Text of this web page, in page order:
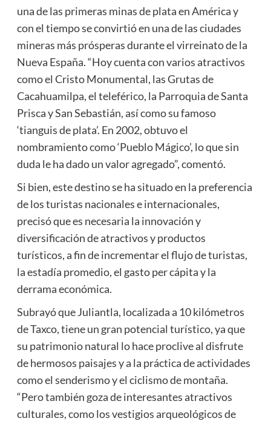
una de las primeras minas de plata en América y
con el tiempo se convirtió en una de las ciudades
mineras más prósperas durante el virreinato de la
Nueva España. “Hoy cuenta con varios atractivos
como el Cristo Monumental, las Grutas de
Cacahuamilpa, el teleférico, la Parroquia de Santa
Prisca y San Sebastián, así como su famoso
‘tianguis de plata’. En 2002, obtuvo el
nombramiento como ‘Pueblo Mágico’, lo que sin
duda le ha dado un valor agregado”, comentó.
Si bien, este destino se ha situado en la preferencia
de los turistas nacionales e internacionales,
precisó que es necesaria la innovación y
diversificación de atractivos y productos
turísticos, a fin de incrementar el flujo de turistas,
la estadía promedio, el gasto per cápita y la
derrama económica.
Subrayó que Juliantla, localizada a 10 kilómetros
de Taxco, tiene un gran potencial turístico, ya que
su patrimonio natural lo hace proclive al disfrute
de hermosos paisajes y a la práctica de actividades
como el senderismo y el ciclismo de montaña.
“Pero también goza de interesantes atractivos
culturales, como los vestigios arqueológicos de